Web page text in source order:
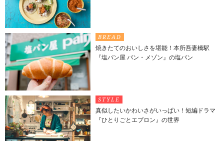
BREAD
焼きたてのおいしさを堪能！本所吾妻橋駅
『塩パン屋 パン・メゾン』の塩パン
STYLE
真似したいかわいさがいっぱい！短編ドラマ
『ひとりごとエプロン』の世界